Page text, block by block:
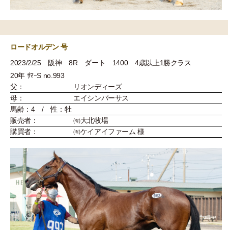
ロードオルデン 号
2023/2/25 阪神 8R ダート 1400 4歳以上1勝クラス
20年 ｻﾏｰS no.993
父：
リオンディーズ
母：
エイシンバーサス
馬齢：4 / 性：牡
販売者：
㈲大北牧場
購買者：
㈲ケイアイファーム 様